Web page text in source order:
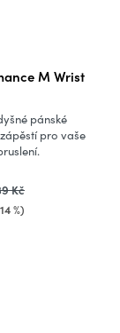
M Wrist
Kč
%)
pánské
pro vaše